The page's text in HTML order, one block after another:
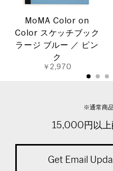
MoMA Color on
Color スケッチブック
ラージ ブルー ／ ピン
ク
￥2,970
※通常商
15,000円以上
Get Email